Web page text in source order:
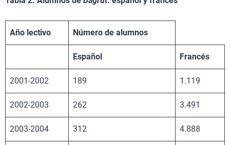
Año lectivo Número de alumnos
Español Francés
2001-2002 189 1.119
2002-2003 262 3.491
2003-2004 312 4.888